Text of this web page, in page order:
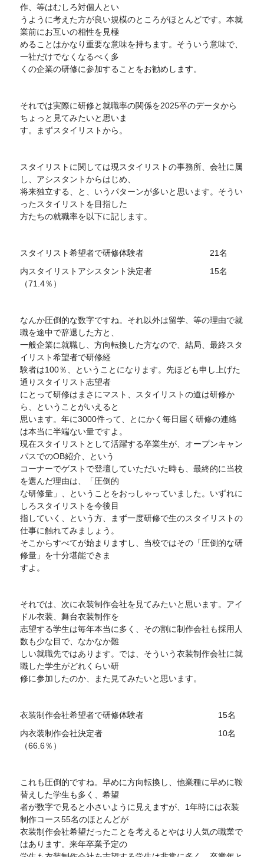
作、等はむしろ対個人とい
うように考えた方が良い規模のところがほとんどです。本就
業前にお互いの相性を見極
めることはかなり重要な意味を持ちます。そういう意味で、
一社だけでなくなるべく多
くの企業の研修に参加することをお勧めします。
それでは実際に研修と就職率の関係を2025卒のデータから
ちょっと見てみたいと思いま
す。まずスタイリストから。
スタイリストに関しては現スタイリストの事務所、会社に属
し、アシスタントからはじめ、
将来独立する、と、いうパターンが多いと思います。そうい
ったスタイリストを目指した
方たちの就職率を以下に記します。
スタイリスト希望者で研修体験者 21名
内スタイリストアシスタント決定者 15名
（71.4％）
なんか圧倒的な数字ですね。それ以外は留学、等の理由で就
職を途中で辞退した方と、
一般企業に就職し、方向転換した方なので、結局、最終スタ
イリスト希望者で研修経
験者は100％、ということになります。先ほども申し上げた
通りスタイリスト志望者
にとって研修はまさにマスト、スタイリストの道は研修か
ら、ということがいえると
思います。年に3000件って、とにかく毎日届く研修の連絡
は本当に半端ない量ですよ。
現在スタイリストとして活躍する卒業生が、オープンキャン
パスでのOB紹介、という
コーナーでゲストで登壇していただいた時も、最終的に当校
を選んだ理由は、「圧倒的
な研修量」、ということをおっしゃっていました。いずれに
しろスタイリストを今後目
指していく、という方、まず一度研修で生のスタイリストの
仕事に触れてみましょう。
そこからすべてが始まりますし、当校ではその「圧倒的な研
修量」を十分堪能できま
すよ。
それでは、次に衣装制作会社を見てみたいと思います。アイ
ドル衣装、舞台衣装制作を
志望する学生は毎年本当に多く、その割に制作会社も採用人
数も少な目で、なかなか難
しい就職先ではあります。では、そういう衣装制作会社に就
職した学生がどれくらい研
修に参加したのか、また見てみたいと思います。
衣装制作会社希望者で研修体験者 15名
内衣装制作会社決定者 10名
（66.6％）
これも圧倒的ですね。早めに方向転換し、他業種に早めに鞍
替えした学生も多く、希望
者が数字で見ると小さいように見えますが、1年時には衣装
制作コース55名のほとんどが
衣装制作会社希望だったことを考えるとやはり人気の職業で
はあります。来年卒業予定の